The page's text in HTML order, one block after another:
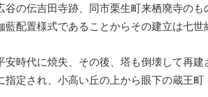
谷の伝吉田寺跡、同市栗生町来栖廃寺の
配置様式であることからその建立は七世
安時代に焼失、その後、塔も倒壊して再
指定され、小高い丘の上から眼下の蔵王